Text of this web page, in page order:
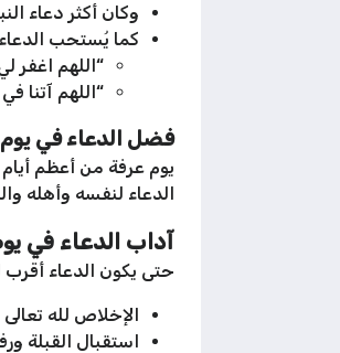
وكان أكثر دعاء
كما يُستحب
“اللهم اغفر
“اللهم آتنا
فضل الدعاء في
يوم عرفة من أعظم
الدعاء لنفسه وأهله
آداب الدعاء في
حتى يكون الدعاء
الإخلاص لله تعالى
استقبال القبلة